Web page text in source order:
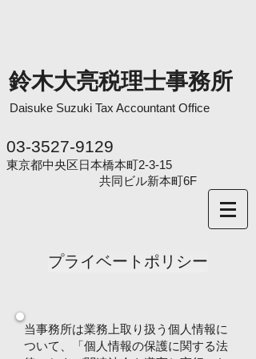
鈴木大亮税理士事務所
03-3527-9129
東京都中央区日本橋本町2-3-15
共同ビル新本町6F
Daisuke Suzuki Tax Accountant Office
プライベートポリシー
当事務所は業務上取り扱う個人情報に
ついて、「個人情報の保護に関する法